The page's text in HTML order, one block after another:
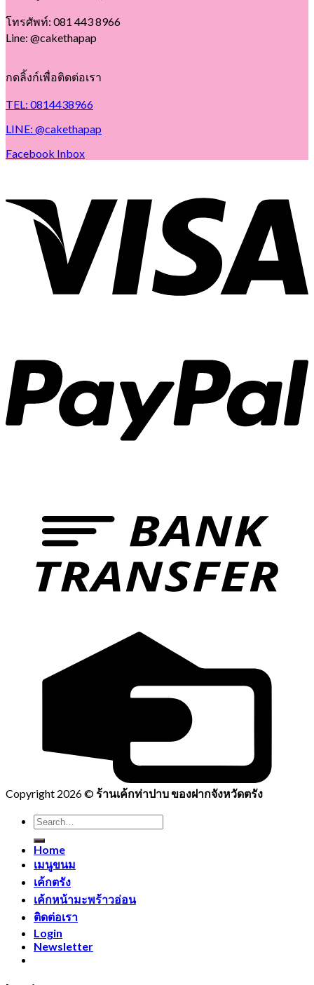
โทรศัพท์: 081 443 8966
Line: @cakethapap
กดลิ้งก์เพื่อติดต่อเรา
TEL: 0814438966
LINE: @cakethapap
Facebook Inbox
Copyright 2026 ©ร้านเค้กท่าปาบ ของฝากจังหวัดตรัง
Search
for:
Home
เมนูขนม
เค้กตรัง
เค้กหน้ามะพร้าวอ่อน
ติดต่อเรา
Login
Newsletter